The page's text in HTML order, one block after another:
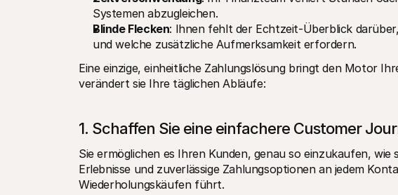
Systemen abzugleichen.
Blinde Flecken: Ihnen fehlt der Echtzeit-Überblick
und welche zusätzliche Aufmerksamkeit erfordern.
Eine einzige, einheitliche Zahlungslösung bringt den Motor
verändert sie Ihre täglichen Abläufe:
1. Schaffen Sie eine einfachere Customer
Sie ermöglichen es Ihren Kunden, genau so einzukaufen,
Erlebnisse und zuverlässige Zahlungsoptionen an jedem
Wiederholungskäufen führt.